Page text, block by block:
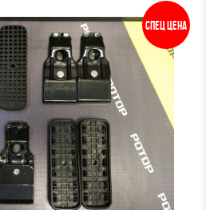
Спец цена